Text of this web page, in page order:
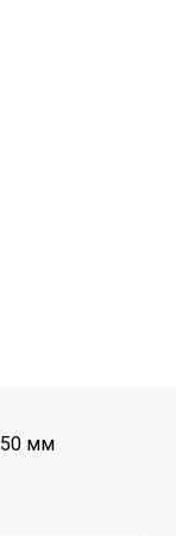
50 мм